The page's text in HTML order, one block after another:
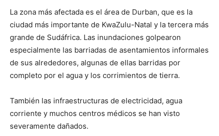
La zona más afectada es el área de Durban, que es la
ciudad más importante de KwaZulu-Natal y la tercera más
grande de Sudáfrica. Las inundaciones golpearon
especialmente las barriadas de asentamientos informales
de sus alrededores, algunas de ellas barridas por
completo por el agua y los corrimientos de tierra.
También las infraestructuras de electricidad, agua
corriente y muchos centros médicos se han visto
severamente dañados.